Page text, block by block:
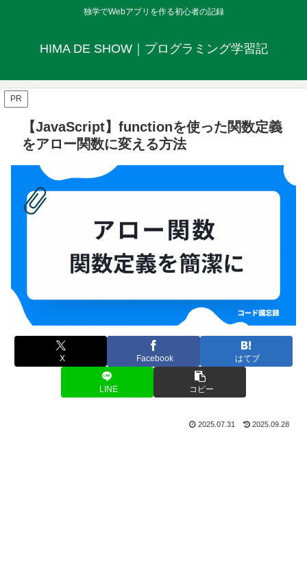
独学でWebアプリを作る初心者の記録
HIMA DE SHOW｜プログラミング学習記
PR
【JavaScript】functionを使った関数定義
をアロー関数に変える方法
X Facebook はてブ
LINE コピー
2025.07.31 2025.09.28